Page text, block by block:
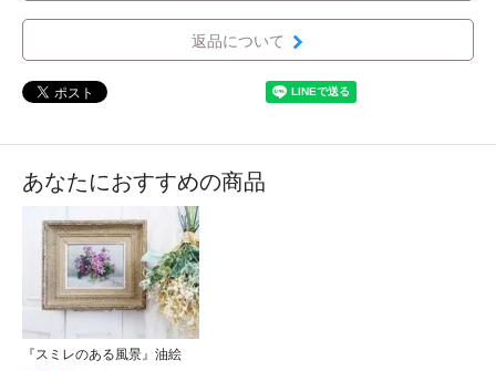
返品について
あなたにおすすめの商品
『スミレのある風景』油絵